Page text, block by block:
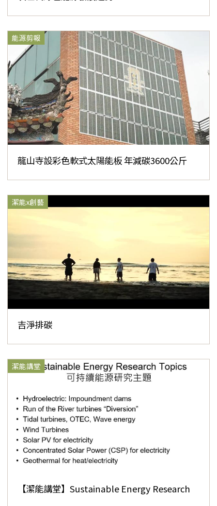
能源剪報
龍山寺設彩色軟式太陽能板 年減碳3600公斤
潔能x創藝
吉淨排碳
潔能講堂
【潔能講堂】Sustainable Energy Research